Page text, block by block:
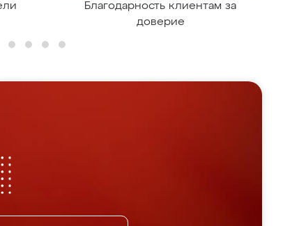
Благодарность клиентам за
доверие